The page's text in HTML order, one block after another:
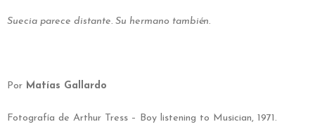
Suecia parece distante. Su hermano también.
Por Matías Gallardo
Fotografía de Arthur Tress – Boy listening to Musician, 1971.